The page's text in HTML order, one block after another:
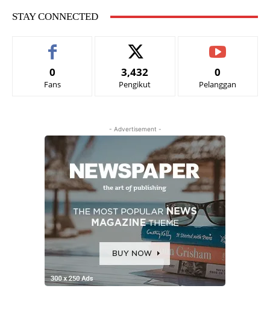
STAY CONNECTED
0
Fans
3,432
Pengikut
0
Pelanggan
- Advertisement -